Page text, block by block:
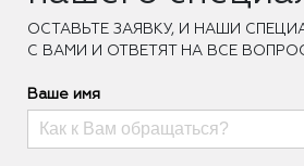
ОCТАВЬТЕ ЗАЯВКУ, И НАШИ
С ВАМИ И ОТВЕТЯТ НА ВСЕ
Ваше имя